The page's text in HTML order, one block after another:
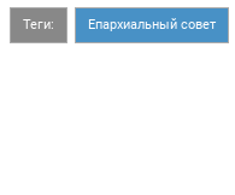
Теги: Епархиальный совет